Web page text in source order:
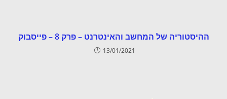
ההיסטוריה של המחשב והאינטרנט – פרק 8 – פייסבוק
13/01/2021